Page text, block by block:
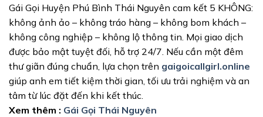
Gái Gọi Huyện Phú Bình Thái Nguyên cam kết 5 KHÔNG:
không ảnh ảo – không tráo hàng – không bom khách –
không công nghiệp – không lộ thông tin. Mọi giao dịch
được bảo mật tuyệt đối, hỗ trợ 24/7. Nếu cần một đêm
thư giãn đúng chuẩn, lựa chọn trên gaigoicallgirl.online
giúp anh em tiết kiệm thời gian, tối ưu trải nghiệm và an
tâm từ lúc đặt đến khi kết thúc.
Xem thêm : Gái Gọi Thái Nguyên